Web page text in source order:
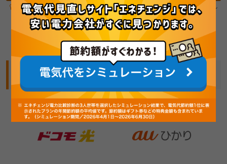
エネチェンジ電力比較診断の3人世帯を選んだ結果で、節約額1位のプラン
の年間節約額の平均値（特典含）。診断期間：2026/4/1～6/30
編集部おすすめコンテンツ